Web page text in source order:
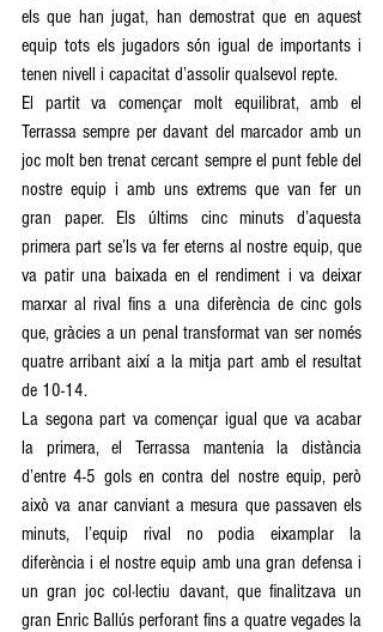
els que han jugat, han demostrat que en aquest
equip tots els jugadors són igual de importants i
tenen nivell i capacitat d’assolir qualsevol repte.
El partit va començar molt equilibrat, amb el
Terrassa sempre per davant del marcador amb un
joc molt ben trenat cercant sempre el punt feble del
nostre equip i amb uns extrems que van fer un
gran paper. Els últims cinc minuts d’aquesta
primera part se’ls va fer eterns al nostre equip, que
va patir una baixada en el rendiment i va deixar
marxar al rival fins a una diferència de cinc gols
que, gràcies a un penal transformat van ser només
quatre arribant així a la mitja part amb el resultat
de 10-14.
La segona part va començar igual que va acabar
la primera, el Terrassa mantenia la distància
d’entre 4-5 gols en contra del nostre equip, però
això va anar canviant a mesura que passaven els
minuts, l’equip rival no podia eixamplar la
diferència i el nostre equip amb una gran defensa i
un gran joc col·lectiu davant, que finalitzava un
gran Enric Ballús perforant fins a quatre vegades la